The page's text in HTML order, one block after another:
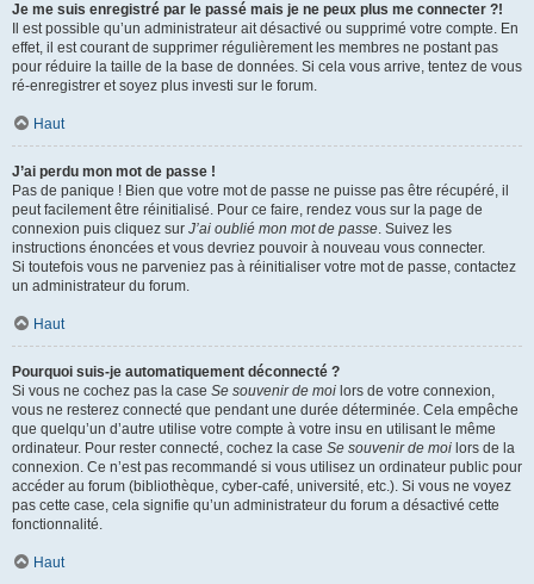
Je me suis enregistré par le passé mais je ne peux plus me connecter ?!
Il est possible qu’un administrateur ait désactivé ou supprimé votre compte. En
effet, il est courant de supprimer régulièrement les membres ne postant pas
pour réduire la taille de la base de données. Si cela vous arrive, tentez de vous
ré-enregistrer et soyez plus investi sur le forum.
Haut
J’ai perdu mon mot de passe !
Pas de panique ! Bien que votre mot de passe ne puisse pas être récupéré, il
peut facilement être réinitialisé. Pour ce faire, rendez vous sur la page de
connexion puis cliquez sur J’ai oublié mon mot de passe. Suivez les
instructions énoncées et vous devriez pouvoir à nouveau vous connecter.
Si toutefois vous ne parveniez pas à réinitialiser votre mot de passe, contactez
un administrateur du forum.
Haut
Pourquoi suis-je automatiquement déconnecté ?
Si vous ne cochez pas la case Se souvenir de moi lors de votre connexion,
vous ne resterez connecté que pendant une durée déterminée. Cela empêche
que quelqu’un d’autre utilise votre compte à votre insu en utilisant le même
ordinateur. Pour rester connecté, cochez la case Se souvenir de moi lors de la
connexion. Ce n’est pas recommandé si vous utilisez un ordinateur public pour
accéder au forum (bibliothèque, cyber-café, université, etc.). Si vous ne voyez
pas cette case, cela signifie qu’un administrateur du forum a désactivé cette
fonctionnalité.
Haut